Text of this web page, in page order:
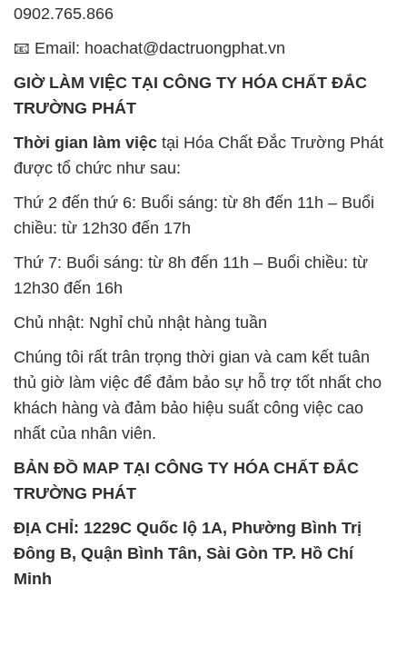
0902.765.866
📧 Email: hoachat@dactruongphat.vn
GIỜ LÀM VIỆC TẠI CÔNG TY HÓA CHẤT ĐẮC
TRƯỜNG PHÁT
Thời gian làm việc tại Hóa Chất Đắc Trường Phát
được tổ chức như sau:
Thứ 2 đến thứ 6: Buổi sáng: từ 8h đến 11h – Buổi
chiều: từ 12h30 đến 17h
Thứ 7: Buổi sáng: từ 8h đến 11h – Buổi chiều: từ
12h30 đến 16h
Chủ nhật: Nghỉ chủ nhật hàng tuần
Chúng tôi rất trân trọng thời gian và cam kết tuân
thủ giờ làm việc để đảm bảo sự hỗ trợ tốt nhất cho
khách hàng và đảm bảo hiệu suất công việc cao
nhất của nhân viên.
BẢN ĐỒ MAP TẠI CÔNG TY HÓA CHẤT ĐẮC
TRƯỜNG PHÁT
ĐỊA CHỈ: 1229C Quốc lộ 1A, Phường Bình Trị
Đông B, Quận Bình Tân, Sài Gòn TP. Hồ Chí
Minh